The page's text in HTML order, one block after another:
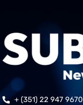
+ (351) 22 947 9670